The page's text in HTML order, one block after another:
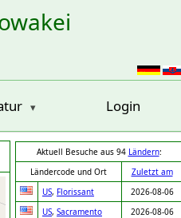
Login
Aktuell Besuche aus 94 Ländern:
Ländercode und Ort
Zuletzt am
US, Florissant
2026-08-06
US, Sacramento
2026-08-06